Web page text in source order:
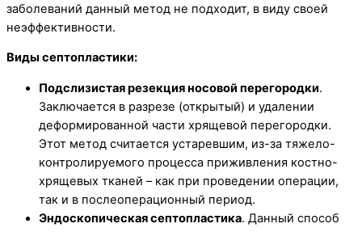
заболеваний данный метод не подходит, в виду своей
неэффективности.
Виды септопластики:
Подслизистая резекция носовой перегородки.
Заключается в разрезе (открытый) и удалении
деформированной части хрящевой перегородки.
Этот метод считается устаревшим, из-за тяжело-
контролируемого процесса приживления костно-
хрящевых тканей – как при проведении операции,
так и в послеоперационный период.
Эндоскопическая септопластика. Данный способ